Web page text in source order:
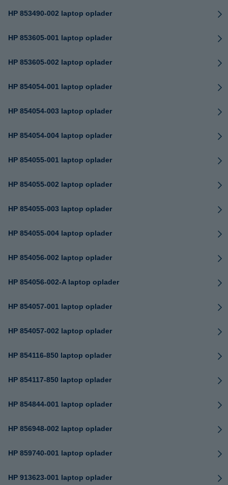
HP 853490-002 laptop oplader
HP 853605-001 laptop oplader
HP 853605-002 laptop oplader
HP 854054-001 laptop oplader
HP 854054-003 laptop oplader
HP 854054-004 laptop oplader
HP 854055-001 laptop oplader
HP 854055-002 laptop oplader
HP 854055-003 laptop oplader
HP 854055-004 laptop oplader
HP 854056-002 laptop oplader
HP 854056-002-A laptop oplader
HP 854057-001 laptop oplader
HP 854057-002 laptop oplader
HP 854116-850 laptop oplader
HP 854117-850 laptop oplader
HP 854844-001 laptop oplader
HP 856948-002 laptop oplader
HP 859740-001 laptop oplader
HP 913623-001 laptop oplader